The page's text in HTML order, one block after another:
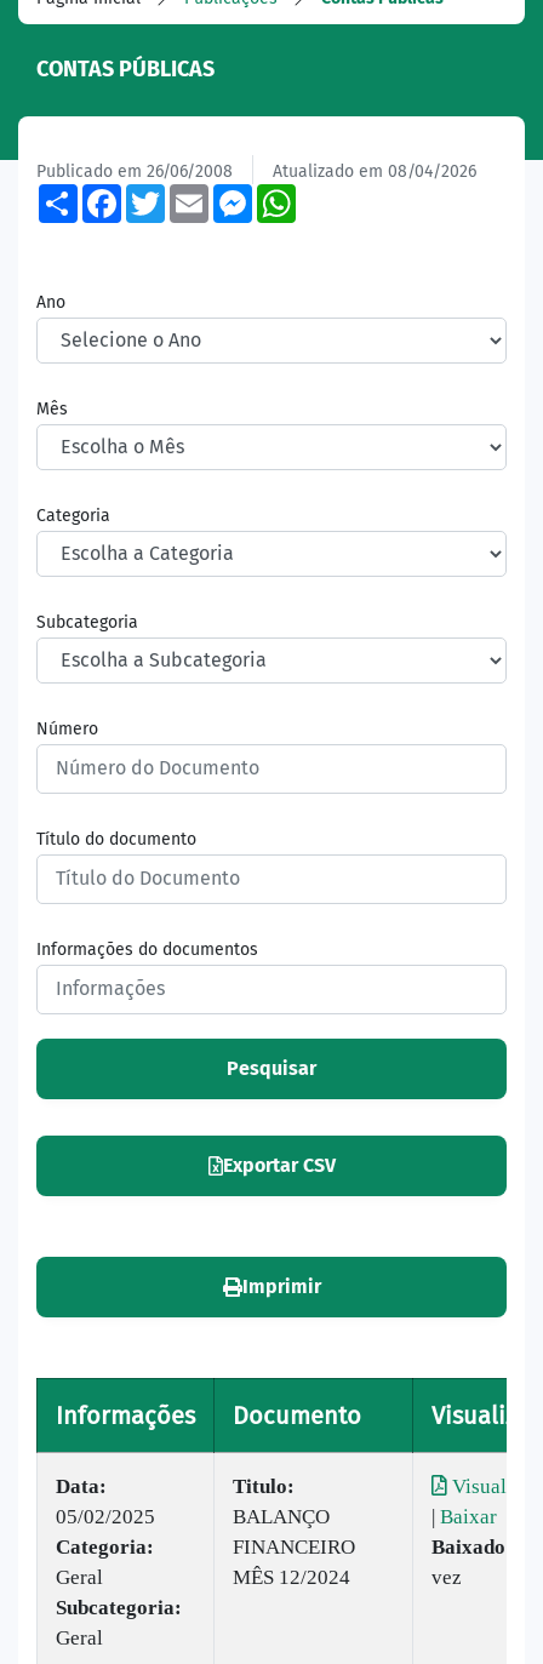
CONTAS PÚBLICAS
Publicado em 26/06/2008 Atualizado em 08/04/2026
ShareFacebook
TwitterEmailMessenger
Ano
Mês
Categoria
Subcategoria
Número
Título do documento
Informações do documentos
Pesquisar
Exportar CSV
Imprimir
Informações Documento Visualizar
Data:
05/02/2025
Categoria:
Geral
Subcategoria:
Geral
Titulo:
BALANÇO
FINANCEIRO
MÊS 12/2024
Visualizar
| Baixar
Baixado:
vez